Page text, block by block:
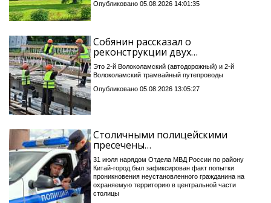
Опубликовано 05.08.2026 14:01:35
Собянин рассказал о
реконструкции двух…
Это 2-й Волоколамский (автодорожный) и 2-й
Волоколамский трамвайный путепроводы
Опубликовано 05.08.2026 13:05:27
Столичными полицейскими
пресечены…
31 июля нарядом Отдела МВД России по району
Китай-город был зафиксирован факт попытки
проникновения неустановленного гражданина на
охраняемую территорию в центральной части
столицы